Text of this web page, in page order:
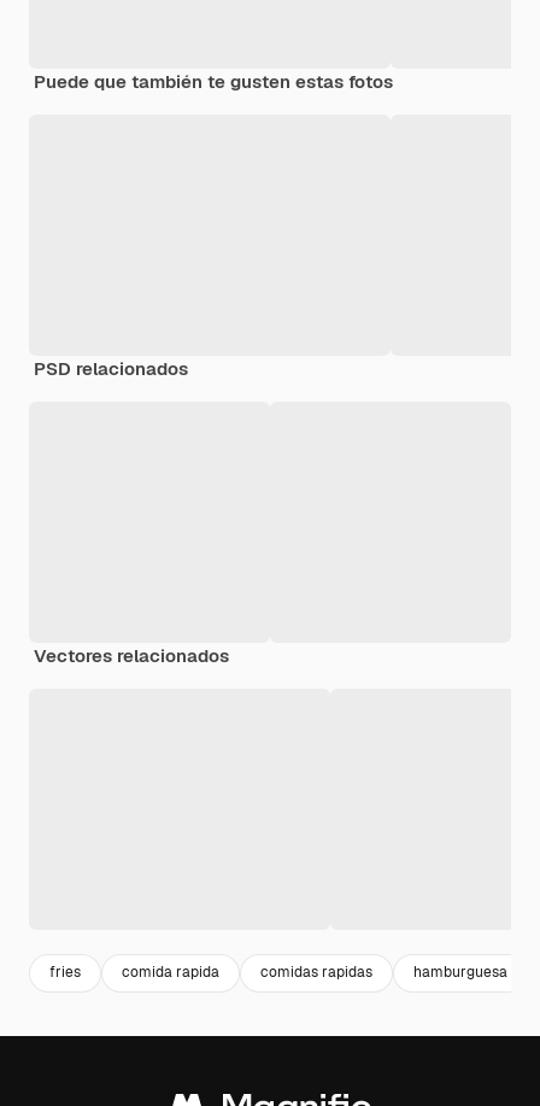
Puede que también te gusten estas fotos
PSD relacionados
Vectores relacionados
fries comida rapida comidas rapidas hamburguesa